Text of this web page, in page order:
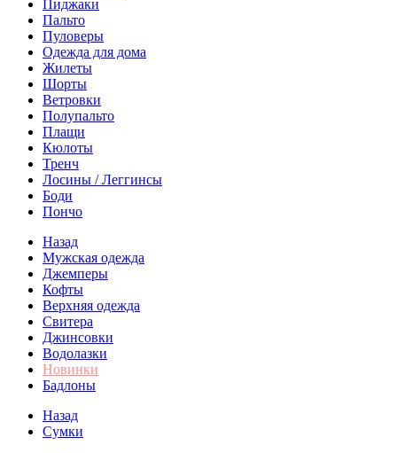
Пиджаки
Пальто
Пуловеры
Одежда для дома
Жилеты
Шорты
Ветровки
Полупальто
Плащи
Кюлоты
Тренч
Лосины / Леггинсы
Боди
Пончо
Назад
Мужская одежда
Джемперы
Кофты
Верхняя одежда
Свитера
Джинсовки
Водолазки
Новинки
Бадлоны
Назад
Сумки